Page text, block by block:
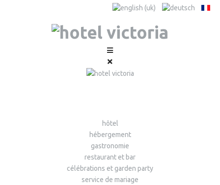
hôtel
hébergement
gastronomie
restaurant et bar
célébrations et garden party
service de mariage